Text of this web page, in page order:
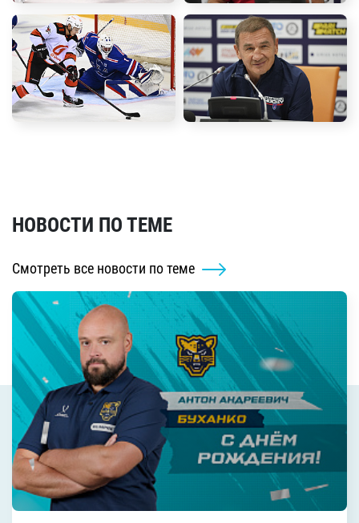
НОВОСТИ ПО ТЕМЕ
Смотреть все новости по теме